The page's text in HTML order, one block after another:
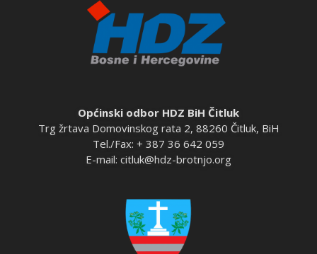
Općinski odbor HDZ BiH Čitluk
Trg žrtava Domovinskog rata 2, 88260 Čitluk, BiH
Tel./Fax: + 387 36 642 059
E-mail: citluk@hdz-brotnjo.org